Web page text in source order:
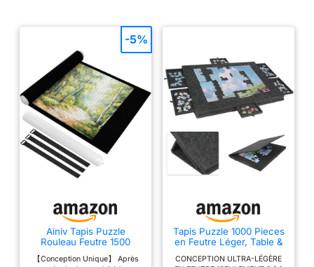
Ainiv Tapis Puzzle
Rouleau Feutre 1500
pièces, Noir
【Conception Unique】 Après
-5%
Tapis Puzzle 1000 Pieces
en Feutre Léger, Table &
Plateau de Puzzle 1000
Pieces avec 6 Tiroirs de
CONCEPTION ULTRA-LÉGÈRE